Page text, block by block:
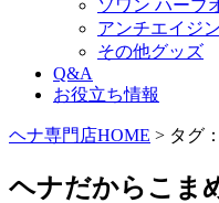
ソワン ハーブ
アンチエイジ
その他グッズ
Q&A
お役立ち情報
ヘナ専門店HOME > タグ
ヘナだからこま